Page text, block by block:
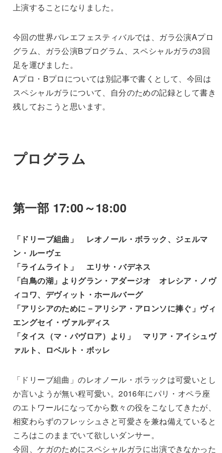
上演することになりました。
今回の世界バレエフェスティバルでは、ガラ公演Aプロ
グラム、ガラ公演Bプログラム、スペシャルガラの3回
足を運びました。
Aプロ・Bプロについては別記事で書くとして、今回は
スペシャルガラについて、自分のための記録として書き
残しておこうと思います。
プログラム
第一部 17:00～18:00
「ドリーブ組曲」 レオノール・ボラック、ジェルマ
ン・ルーヴェ
「ライムライト」 エリサ・バデネス
「白鳥の湖」よりグラン・アダージオ オレシア・ノヴ
ィコワ、デヴィット・ホールバーグ
「アリシアのために－アリシア・アロンソに捧ぐ」ヴィ
エングセイ・ヴァルディス
「タイス（マ・パヴロア）より」 マリア・アイシュヴ
ァルト、ロベルト・ボッレ
「ドリーブ組曲」のレオノール・ボラックは可愛いとし
か言いようが無い程可愛い。2016年にパリ・オペラ座
のエトワールになってから数々の役をこなしてきたが、
相変わらずのフレッシュさと可愛さを兼ね備えていると
ころはこのままでいて欲しいダンサー。
今回、ケガのためにスペシャルガラに出演できなかった